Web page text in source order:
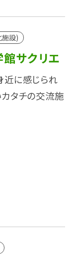
施設)
サクリエ
近に感じられ
タチの交流施